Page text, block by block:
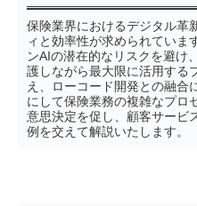
保険業界におけるデジタル革
ィと効率性が求められていま
ンAIの潜在的なリスクを避け
護しながら最大限に活用する
え、ローコード開発との融合
にして保険業務の複雑なプロ
意思決定を促し、顧客サービ
例を交えて解説いたします。